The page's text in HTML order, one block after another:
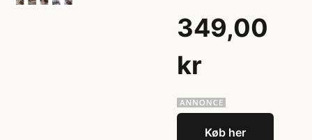
349,00
kr
Køb her